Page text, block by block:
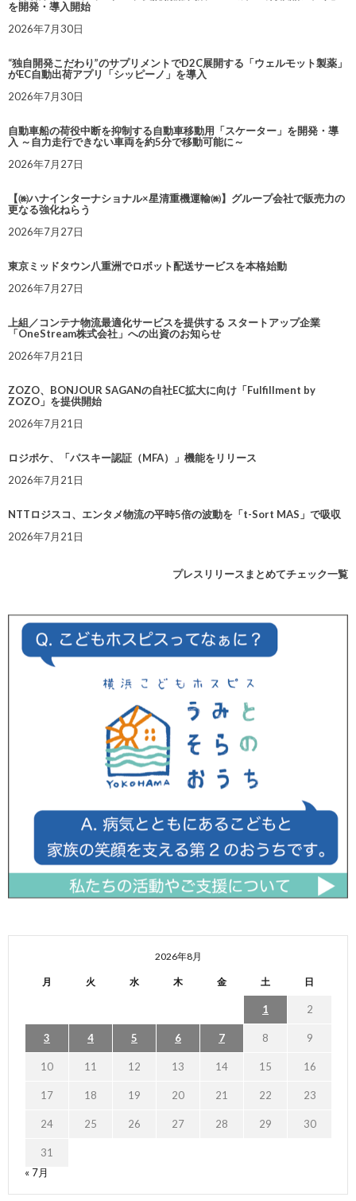
を開発・導入開始
2026年7月30日
“独自開発こだわり”のサプリメントでD2C展開する「ウェルモット製薬」
がEC自動出荷アプリ「シッピーノ」を導入
2026年7月30日
自動車船の荷役中断を抑制する自動車移動用「スケーター」を開発・導
入 ～自力走行できない車両を約5分で移動可能に～
2026年7月27日
【㈱ハナインターナショナル×星清重機運輸㈱】グループ会社で販売力の
更なる強化ねらう
2026年7月27日
東京ミッドタウン八重洲でロボット配送サービスを本格始動
2026年7月27日
上組／コンテナ物流最適化サービスを提供する スタートアップ企業
「OneStream株式会社」への出資のお知らせ
2026年7月21日
ZOZO、BONJOUR SAGANの自社EC拡大に向け「Fulfillment by
ZOZO」を提供開始
2026年7月21日
ロジポケ、「パスキー認証（MFA）」機能をリリース
2026年7月21日
NTTロジスコ、エンタメ物流の平時5倍の波動を「t-Sort MAS」で吸収
2026年7月21日
プレスリリースまとめてチェック一覧
2026年8月
月 火 水 木 金 土 日
1 2
3 4 5 6 7 8 9
10 11 12 13 14 15 16
17 18 19 20 21 22 23
24 25 26 27 28 29 30
31
« 7月